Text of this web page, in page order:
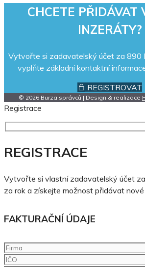
CHCETE PŘIDÁVAT
INZERÁTY?
Vytvořte si zadavatelský účet za 890
vyplňte základní kontaktní
REGISTROVAT
© 2026 Burza správců | Design & realizace
Registrace
REGISTRACE
Vytvořte si vlastní zadavatelský účet
za rok a získejte možnost přidávat
FAKTURAČNÍ ÚDAJE